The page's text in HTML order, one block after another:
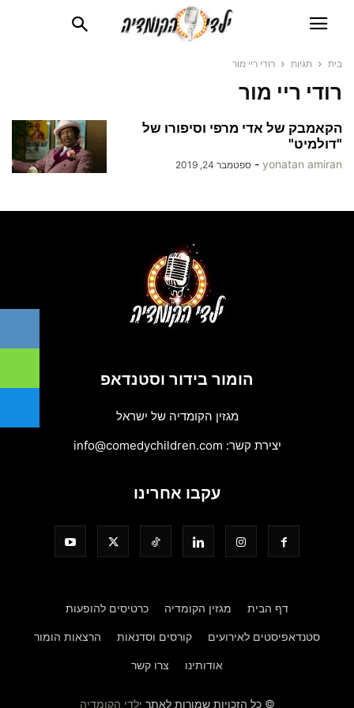
בית תגיות רודי ריי מור
רודי ריי מור
הקאמבק של אדי מרפי וסיפורו של
"דולמיט"
yonatan amiran
- ספטמבר 24, 2019
הומור בידור וסטנדאפ
מגזין הקומדיה של ישראל
יצירת קשר: info@comedychildren.com
עקבו אחרינו
דף הבית מגזין הקומדיה כרטיסים להופעות
סטנדאפיסטים לאירועים קורסים וסדנאות הרצאות הומור
אודותינו צרו קשר
© כל הזכויות שמורות לאתר ילדי הקומדיה